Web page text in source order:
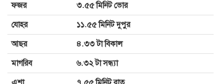
বগুড়ায় বাসচাপায় রক্তাক্ত সকাল: নিহত
৭, আহত ১৫
ফজর
৩.৫৫ মিনিট ভোর
যোহর
১১.৫৫ মিনিট দুপুর
আছর
৪.৩৩ টা বিকাল
মাগরিব
৬.৩২ টা সন্ধ্যা